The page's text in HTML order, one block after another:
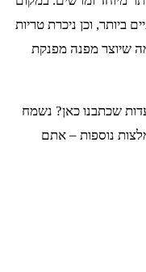
ביותר, וכן ניכרת טריות
שיוצר מפנה מפנקת
שכתבנו כאן? נשמח
נוספות – אתם